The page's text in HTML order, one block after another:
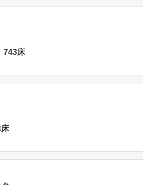
743床